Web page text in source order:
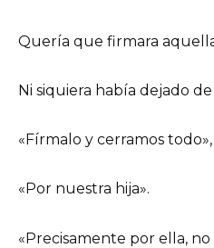
Quería que firmara
Ni siquiera había dejado
«Fírmalo y cerramos todo»,
«Por nuestra hija».
«Precisamente por ella,